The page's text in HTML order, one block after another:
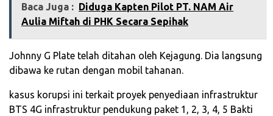
Baca Juga : Diduga Kapten Pilot PT. NAM Air
Aulia Miftah di PHK Secara Sepihak
Johnny G Plate telah ditahan oleh Kejagung. Dia langsung
dibawa ke rutan dengan mobil tahanan.
kasus korupsi ini terkait proyek penyediaan infrastruktur
BTS 4G infrastruktur pendukung paket 1, 2, 3, 4, 5 Bakti